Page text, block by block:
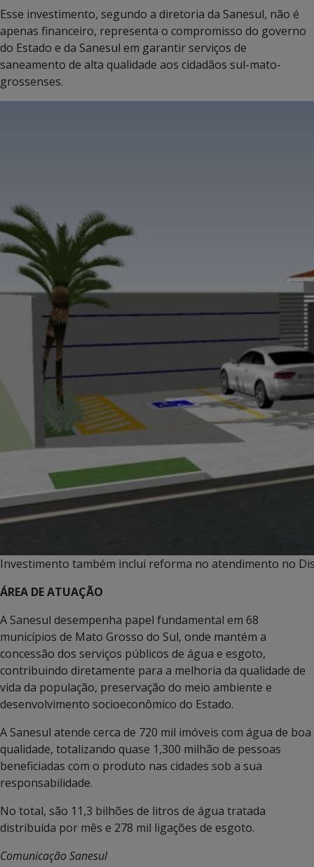
Esse investimento, segundo a diretoria da Sanesul, não é
apenas financeiro, representa o compromisso do governo
do Estado e da Sanesul em garantir serviços de
saneamento de alta qualidade aos cidadãos sul-mato-
grossenses.
Investimento também inclui reforma no atendimento no
ÁREA DE ATUAÇÃO
A Sanesul desempenha papel fundamental em 68
municípios de Mato Grosso do Sul, onde mantém a
concessão dos serviços públicos de água e esgoto,
contribuindo diretamente para a melhoria da qualidade de
vida da população, preservação do meio ambiente e
desenvolvimento socioeconômico do Estado.
A Sanesul atende cerca de 720 mil imóveis com água de boa
qualidade, totalizando quase 1,300 milhão de pessoas
beneficiadas com o produto nas cidades sob a sua
responsabilidade.
No total, são 11,3 bilhões de litros de água tratada
distribuída por mês e 278 mil ligações de esgoto.
Comunicação Sanesul